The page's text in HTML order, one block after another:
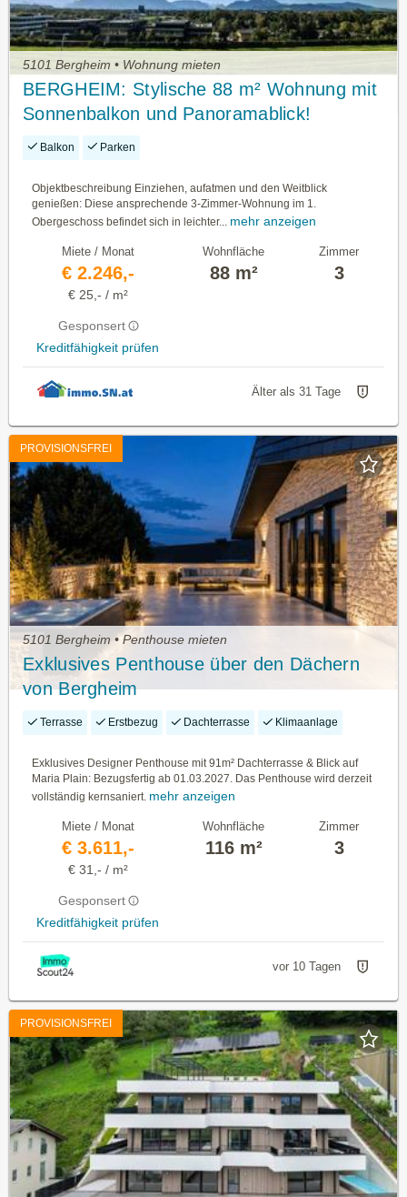
5101 Bergheim • Wohnung mieten
BERGHEIM: Stylische 88 m² Wohnung mit
Sonnenbalkon und Panoramablick!
Balkon Parken
Objektbeschreibung Einziehen, aufatmen und den Weitblick
genießen: Diese ansprechende 3-Zimmer-Wohnung im 1.
Obergeschoss befindet sich in leichter...
mehr anzeigen
Miete / Monat
€ 2.246,-
€ 25,- / m²
Gesponsert
Kreditfähigkeit prüfen
Wohnfläche
88 m²
Zimmer
3
Älter als 31 Tage
PROVISIONSFREI
5101 Bergheim • Penthouse mieten
Exklusives Penthouse über den Dächern
von Bergheim
Terrasse Erstbezug Dachterrasse Klimaanlage
Exklusives Designer Penthouse mit 91m² Dachterrasse & Blick auf
Maria Plain: Bezugsfertig ab 01.03.2027. Das Penthouse wird derzeit
vollständig kernsaniert. mehr anzeigen
Miete / Monat
€ 3.611,-
€ 31,- / m²
Gesponsert
Kreditfähigkeit prüfen
Wohnfläche
116 m²
Zimmer
3
vor 10 Tagen
PROVISIONSFREI